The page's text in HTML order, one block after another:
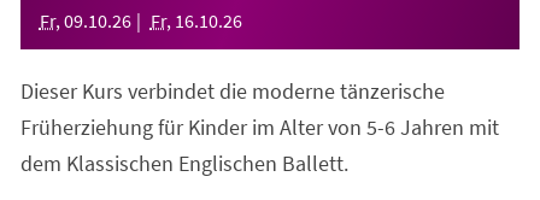
Fr, 09.10.26 Fr, 16.10.26
Dieser Kurs verbindet die moderne tänzerische
Früherziehung für Kinder im Alter von 5-6 Jahren mit
dem Klassischen Englischen Ballett.